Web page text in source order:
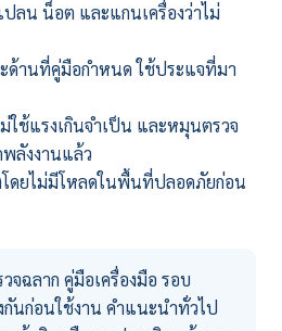
ลน น็อต และแกนเครื่องว่าไม่
ด้านที่คู่มือกำหนด ใช้ประแจที่มา
ใช้แรงเกินจำเป็น และหมุนตรวจ
พลังงานแล้ว
โดยไม่มีโหลดในพื้นที่ปลอดภัยก่อน
จฉลาก คู่มือเครื่องมือ รอบ
นก่อนใช้งาน คำแนะนำทั่วไป